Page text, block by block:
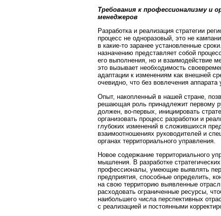
Требования к профессионализму и
менеджеров
Разработка и реализация стратегии
процесс не одноразовый, это не
в какие-то заранее установленные
назначению представляет собой
его выполнения, но и взаимодействие
это вызывает необходимость
адаптации к изменениям как внешней
очевидно, что без вовлечения
Опыт, накопленный в нашей стране,
решающая роль принадлежит первому
должен, во-первых, инициировать
организовать процесс разработки и
глубоких изменений в сложившихся
взаимоотношениях руководителей и
органах территориального управления.
Новое содержание территориального
мышления. В разработке
профессионалы, умеющие выявлять
предприятия, способные определить,
на свою территорию выявленные
расходовать ограниченные ресурсы,
наибольшего числа перспективных
с реализацией и постоянными